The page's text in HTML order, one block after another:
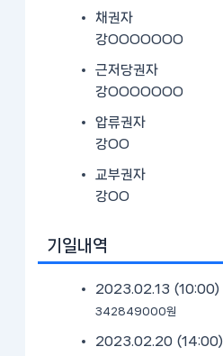
채권자
강OOOOOOO
근저당권자
강OOOOOOO
압류권자
강OO
교부권자
강OO
기일내역
2023.02.13 (10:00)
342849000원
2023.02.20 (14:00)